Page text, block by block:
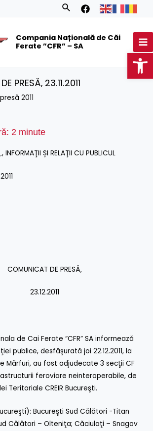
Search
Compania Națională de Căi
Ferate ”CFR” – SA
PRESĂ‚ 23.11.2011
2011
2 minute
INFORMAŢII ȘI RELAŢII CU PUBLICUL
COMUNICAT DE PRESĂ‚
23.12.2011
de Cai Ferate “CFR” SA informează
publice, desfăşurată joi 22.12.2011, la
Mărfuri, au fost adjudecate 3 secţii CF
feroviare neinteroperabile, de
Teritoriale CREIR Bucureşti.
Bucureşti Sud Călători -Titan
Călători – Olteniţa; Căciulaţi – Snagov